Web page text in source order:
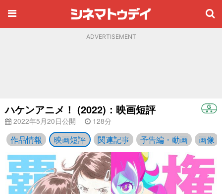
ADVERTISEMENT
ハケンアニメ！ (2022)：映画短評
2022年5月20日公開 128分
作品情報 映画短評 関連記事 予告編・動画 画像